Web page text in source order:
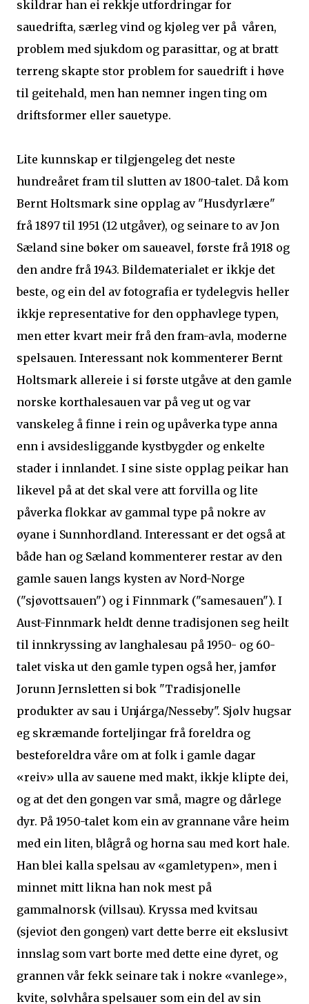
skildrar han ei rekkje utfordringar for
sauedrifta, særleg vind og kjøleg ver på våren,
problem med sjukdom og parasittar, og at bratt
terreng skapte stor problem for sauedrift i høve
til geitehald, men han nemner ingen ting om
driftsformer eller sauetype.
Lite kunnskap er tilgjengeleg det neste
hundreåret fram til slutten av 1800-talet. Då kom
Bernt Holtsmark sine opplag av "Husdyrlære"
frå 1897 til 1951 (12 utgåver), og seinare to av Jon
Sæland sine bøker om saueavel, første frå 1918 og
den andre frå 1943. Bildematerialet er ikkje det
beste, og ein del av fotografia er tydelegvis heller
ikkje representative for den opphavlege typen,
men etter kvart meir frå den fram-avla, moderne
spelsauen. Interessant nok kommenterer Bernt
Holtsmark allereie i si første utgåve at den gamle
norske korthalesauen var på veg ut og var
vanskeleg å finne i rein og upåverka type anna
enn i avsidesliggande kystbygder og enkelte
stader i innlandet. I sine siste opplag peikar han
likevel på at det skal vere att forvilla og lite
påverka flokkar av gammal type på nokre av
øyane i Sunnhordland. Interessant er det også at
både han og Sæland kommenterer restar av den
gamle sauen langs kysten av Nord-Norge
("sjøvottsauen") og i Finnmark ("samesauen"). I
Aust-Finnmark heldt denne tradisjonen seg heilt
til innkryssing av langhalesau på 1950- og 60-
talet viska ut den gamle typen også her, jamfør
Jorunn Jernsletten si bok "Tradisjonelle
produkter av sau i Unjárga/Nesseby". Sjølv hugsar
eg skræmande forteljingar frå foreldra og
besteforeldra våre om at folk i gamle dagar
«reiv» ulla av sauene med makt, ikkje klipte dei,
og at det den gongen var små, magre og dårlege
dyr. På 1950-talet kom ein av grannane våre heim
med ein liten, blågrå og horna sau med kort hale.
Han blei kalla spelsau av «gamletypen», men i
minnet mitt likna han nok mest på
gammalnorsk (villsau). Kryssa med kvitsau
(sjeviot den gongen) vart dette berre eit ekslusivt
innslag som vart borte med dette eine dyret, og
grannen vår fekk seinare tak i nokre «vanlege»,
kvite, sølvhåra spelsauer som ein del av sin